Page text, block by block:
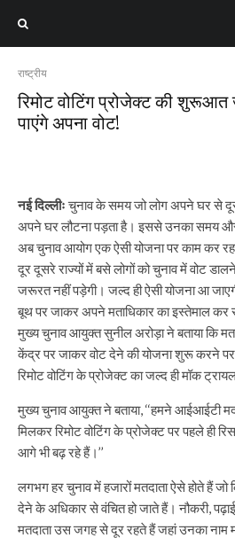
राष्ट्रीय
रिमोट वोटिंग प्रोजेक्ट की
पाएंगे अपना वोट!
नई दिल्लीःचुनाव के समय जो लोग अपने घर से
अपने घर लौटना पड़ता है। इससे उनका समय और
अब चुनाव आयोग एक ऐसी योजना पर काम कर
दूर दूसरे राज्यों में बसे लोगों को चुनाव में वोट
जरूरत नहीं पड़ेगी। जल्द ही ऐसी योजना आ
बूथ पर जाकर अपने मताधिकार का इस्तेमाल कर
मुख्य चुनाव आयुक्त सुनील अरोड़ा ने बताया कि
केंद्र पर जाकर वोट देने की योजना शुरू करने
रिमोट वोटिंग के प्रोजेक्ट का जल्द ही मॉक
मुख्य चुनाव आयुक्त ने बताया, ‘‘हमने आईआईटी
मिलकर रिमोट वोटिंग के प्रोजेक्ट पर पहले ही
आगे भी बढ़ रहे हैं।’’
लगभग हर चुनाव में हजारों मतदाता ऐसे होते हैं
देने के अधिकार से वंचित हो जाते हैं। नौकरी,
मतदाता उस जगह से दूर रहते हैं जहां उनका नाम